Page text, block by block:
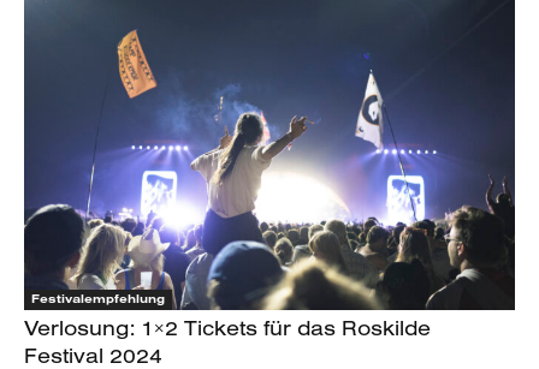
Festivalempfehlung
Verlosung: 1×2 Tickets für das Roskilde
Festival 2024